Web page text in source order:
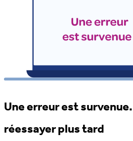
Une erreur est
réessayer plus tard